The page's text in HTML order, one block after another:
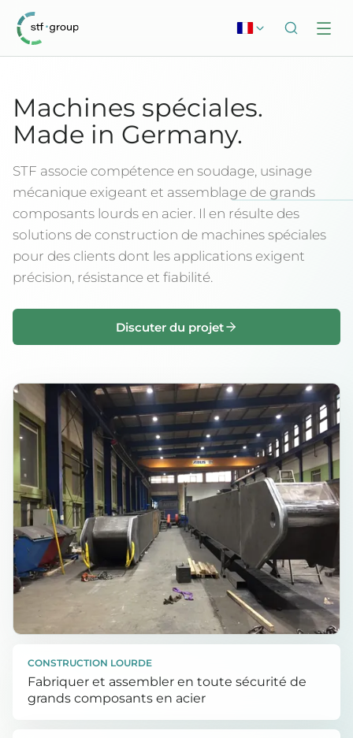
Machines spéciales.
Made in Germany.
STF associe compétence en soudage, usinage
mécanique exigeant et assemblage de grands
composants lourds en acier. Il en résulte des
solutions de construction de machines spéciales
pour des clients dont les applications exigent
précision, résistance et fiabilité.
Discuter du projet
CONSTRUCTION LOURDE
Fabriquer et assembler en toute sécurité de
grands composants en acier